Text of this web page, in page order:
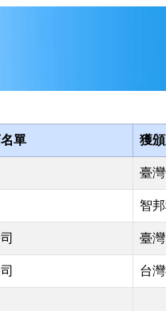
單 獲
臺
智
臺
台